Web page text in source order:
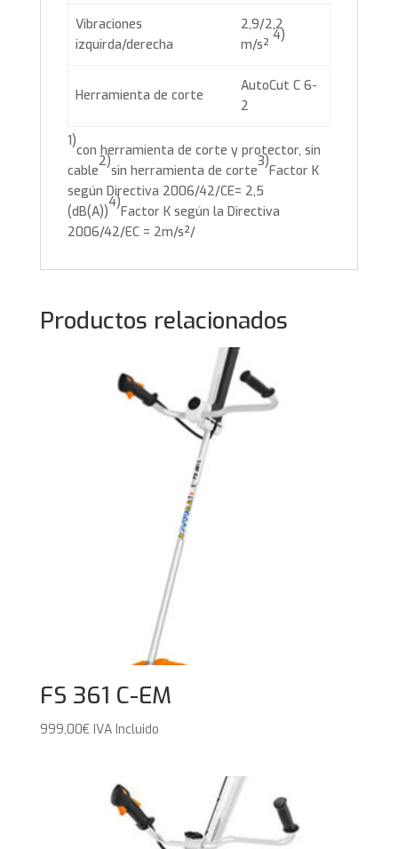
Vibraciones
izquirda/derecha
2,9/2,2
m/s²
4)
Herramienta de corte
AutoCut C 6-
2
1)
con herramienta de corte y protector, sin
cable
2)
sin herramienta de corte
3)
Factor K
según Directiva 2006/42/CE= 2,5
(dB(A))
4)
Factor K según la Directiva
2006/42/EC = 2m/s²/
Productos relacionados
FS 361 C-EM
999,00€ IVA Incluido